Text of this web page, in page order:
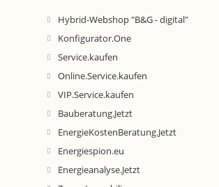
Hybrid-Webshop "B&G - digital"
Konfigurator.One
Service.kaufen
Online.Service.kaufen
VIP.Service.kaufen
Bauberatung.Jetzt
EnergieKostenBeratung.Jetzt
Energiespion.eu
Energieanalyse.Jetzt